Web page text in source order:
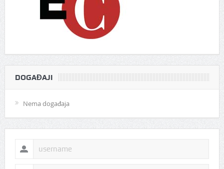
DOGAĐAJI
Nema događaja